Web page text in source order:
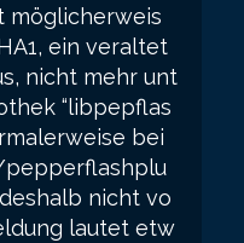
möglicherweis
ein veraltet
nicht mehr unt
“libpepflas
bei
nicht vo
lautet etw